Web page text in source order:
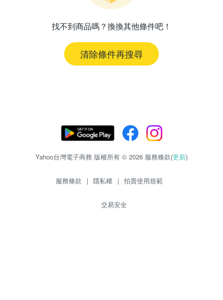
找不到商品嗎？換換其他條件吧！
清除條件再搜尋
Yahoo台灣電子商務 版權所有 © 2026 服務條款(更新)
服務條款 | 隱私權 | 拍賣使用規範
交易安全